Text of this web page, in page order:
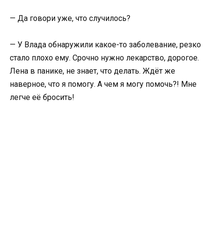
— Да говори уже, что случилось?
— У Влада обнаружили какое-то заболевание, резко
стало плохо ему. Срочно нужно лекарство, дорогое.
Лена в панике, не знает, что делать. Ждёт же
наверное, что я помогу. А чем я могу помочь?! Мне
легче её бросить!